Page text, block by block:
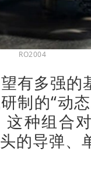
RO2004
有多强的
制的“动
种组合
的导弹、